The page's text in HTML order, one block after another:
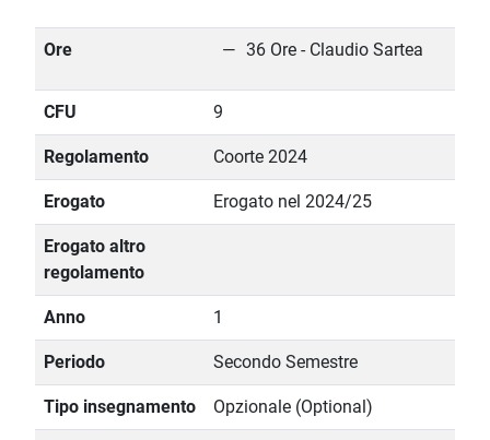
Ore 36 Ore - Claudio Sartea
CFU 9
Regolamento Coorte 2024
Erogato Erogato nel 2024/25
Erogato altro
regolamento
Anno 1
Periodo Secondo Semestre
Tipo insegnamento Opzionale (Optional)